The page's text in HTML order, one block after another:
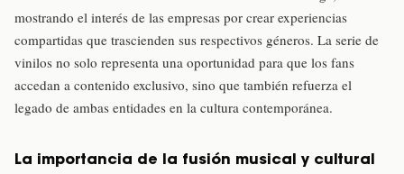
mostrando el interés de las empresas por crear experiencias
compartidas que trascienden sus respectivos géneros. La serie de
vinilos no solo representa una oportunidad para que los fans
accedan a contenido exclusivo, sino que también refuerza el
legado de ambas entidades en la cultura contemporánea.
La importancia de la fusión musical y cultural